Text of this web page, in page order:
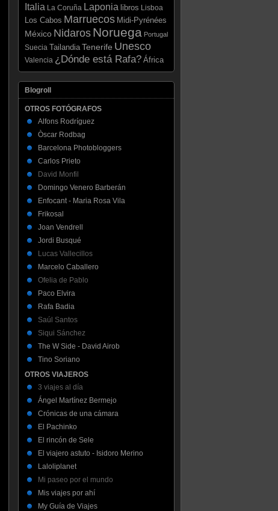
Italia La Coruña Laponia libros Lisboa
Los Cabos Marruecos Midi-Pyrénées
México Nidaros Noruega Portugal
Suecia Tailandia Tenerife Unesco
Valencia ¿Dónde está Rafa? África
Blogroll
OTROS FOTÓGRAFOS
Alfons Rodríguez
Òscar Rodbag
Barcelona Photobloggers
Carlos Prieto
David Monfil
Domingo Venero Barberán
Enfocant - Maria Rosa Vila
Frikosal
Joan Vendrell
Jordi Busqué
Lucas Vallecillos
Marcelo Caballero
Ofelia de Pablo
Paco Elvira
Rafa Badia
Saúl Santos
Siqui Sánchez
The W Side - David Airob
Tino Soriano
OTROS VIAJEROS
3 viajes al día
Ángel Martínez Bermejo
Crónicas de una cámara
El Pachinko
El rincón de Sele
El viajero astuto - Isidoro Merino
Laloliplanet
Mi paseo por el mundo
Mis viajes por ahí
My Guía de Viajes